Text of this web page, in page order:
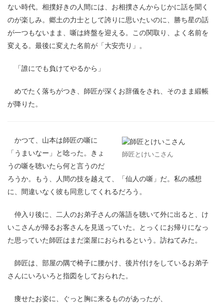
ない時代。相撲好きの人間には、お相撲さんからじかに話を聞く
のが楽しみ。郷土の力士として誇りに思いたいのに、勝ち星の話
が一つもないまま、噺は終盤を迎える。この関取り、よく名前を
変える。最後に変えた名前が「大安売り」。
「誰にでも負けてやるから」
めでたく落ちがつき、師匠が深くお辞儀をされ、そのまま緞帳
が降りた。
師匠とけいこさん
かつて、山本は師匠の噺に
「うまいなー」と唸った。きょ
うの噺を聴いたら何と言うのだ
ろうか。もう、人間の技を越えて、「仙人の噺」だ。私の感想
に、間違いなく彼も同意してくれるだろう。
仲入り後に、二人のお弟子さんの落語を聴いて外に出ると、け
いこさんが帰るお客さんを見送っていた。とっくにお帰りになっ
た思っていた師匠はまだ楽屋におられるという。訪ねてみた。
師匠は、部屋の隅で椅子に腰かけ、後片付けをしているお弟子
さんにいろいろと指図をしておられた。
痩せたお姿に、ぐっと胸に来るものがあったが、